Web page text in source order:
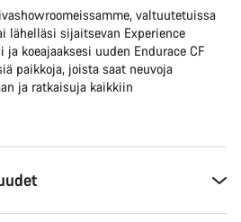
valtuutetuissa
lähelläsi sijaitsevan Experience
koeajaaksesi uuden Endurace CF
paikkoja, joista saat neuvoja
ja ratkaisuja kaikkiin